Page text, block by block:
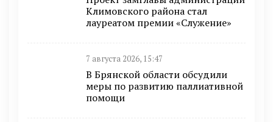
Климовского района стал
лауреатом премии «Служение»
7 августа 2026, 15:47
В Брянской области обсудили
меры по развитию паллиативной
помощи